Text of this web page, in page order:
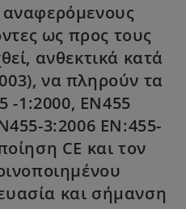
ως προς τους
ανθεκτικά κατά
να πληρούν τα
-1:2000, ΕΝ455
3:2006 EN:455-
CE και τον
και σήμανση